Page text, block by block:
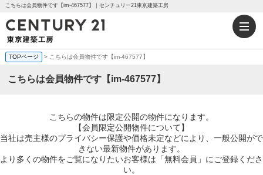
こちらは会員物件です【im-467577】｜センチュリー21東京建築工房
TOPページ > こちらは会員物件です【im-467577】
こちらは会員物件です【im-467577】
こちらの物件は限定公開の物件になります。
【会員限定公開物件について】
当社は売主様のプライバシー保護や価格未定などにより、一般公開がで
きない最新物件があります。
より多くの物件をご覧になりたいお客様は「無料会員」にご登録くださ
い。